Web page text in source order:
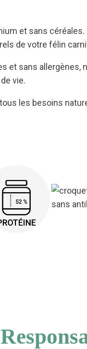
et sans
de votre félin
et sans
vie.
les besoins